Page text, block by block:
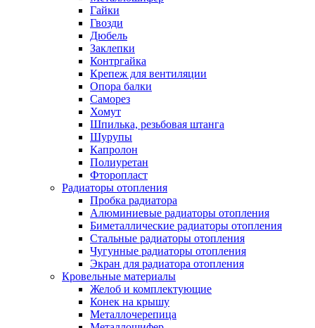
Гайки
Гвозди
Дюбель
Заклепки
Контргайка
Крепеж для вентиляции
Опора балки
Саморез
Хомут
Шпилька, резьбовая штанга
Шурупы
Капролон
Полиуретан
Фторопласт
Радиаторы отопления
Пробка радиатора
Алюминиевые радиаторы отопления
Биметаллические радиаторы отопления
Стальные радиаторы отопления
Чугунные радиаторы отопления
Экран для радиатора отопления
Кровельные материалы
Желоб и комплектующие
Конек на крышу
Металлочерепица